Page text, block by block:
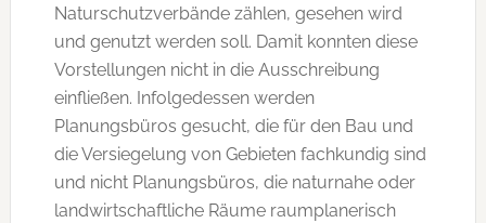
Naturschutzverbände zählen, gesehen wird
und genutzt werden soll. Damit konnten diese
Vorstellungen nicht in die Ausschreibung
einfließen. Infolgedessen werden
Planungsbüros gesucht, die für den Bau und
die Versiegelung von Gebieten fachkundig sind
und nicht Planungsbüros, die naturnahe oder
landwirtschaftliche Räume raumplanerisch